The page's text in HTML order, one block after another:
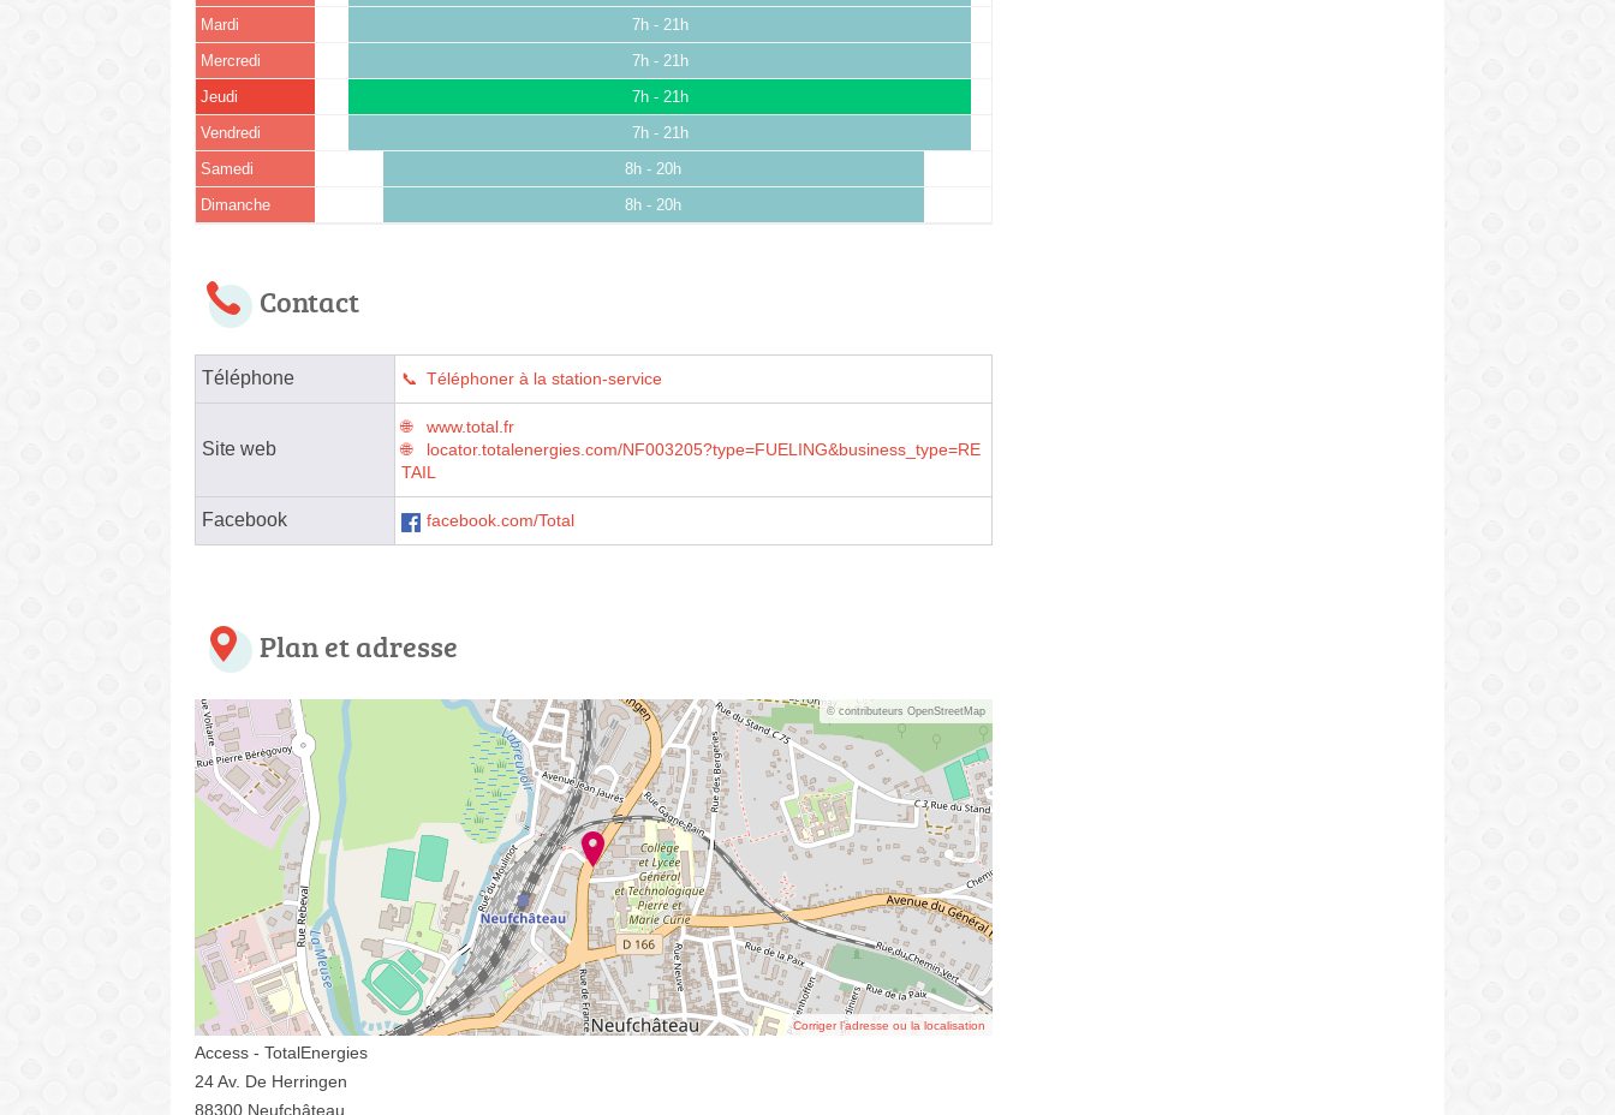
Mardi 7h - 21h
Mercredi 7h - 21h
Jeudi 7h - 21h
Vendredi 7h - 21h
Samedi 8h - 20h
Dimanche 8h - 20h
Contact
Téléphone Téléphoner à la station-service
Site web
www.total.fr
locator.totalenergies.com/NF003205?type=FUELING&business_type=RE
TAIL
Facebook facebook.com/Total
Plan et adresse
© contributeurs OpenStreetMap
Corriger l’adresse ou la localisation
Access - TotalEnergies
24 Av. De Herringen
88300 Neufchâteau